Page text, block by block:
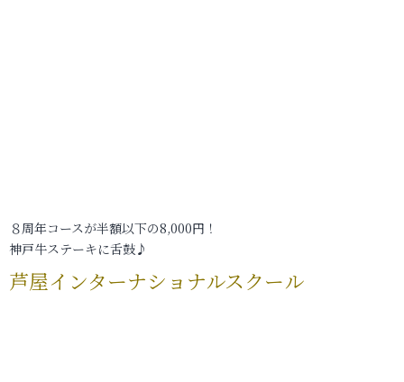
８周年コースが半額以下の8,000円！
神戸牛ステーキに舌鼓♪
芦屋インターナショナルスクール